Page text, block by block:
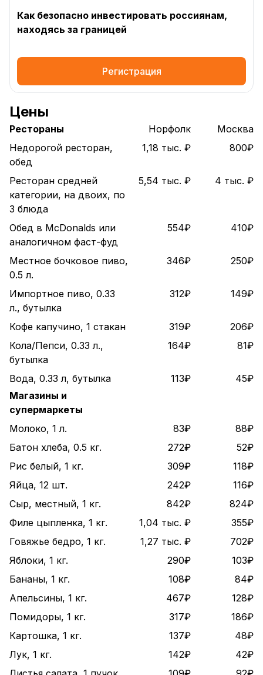
Как безопасно инвестировать россиянам,
находясь за границей
Регистрация
Цены
Рестораны Норфолк
Москва
Недорогой ресторан,
обед
1,18 тыс. ₽ 800₽
Ресторан средней
категории, на двоих, по
3 блюда
5,54 тыс. ₽ 4 тыс. ₽
Обед в McDonalds или
аналогичном фаст-фуд
554₽ 410₽
Местное бочковое пиво,
0.5 л.
346₽ 250₽
Импортное пиво, 0.33
л., бутылка
312₽ 149₽
Кофе капучино, 1 стакан 319₽
206₽
Кола/Пепси, 0.33 л.,
бутылка
164₽ 81₽
Вода, 0.33 л, бутылка 113₽
45₽
Магазины и
супермаркеты
Молоко, 1 л.
83₽
88₽
Батон хлеба, 0.5 кг.
272₽
52₽
Рис белый, 1 кг.
309₽
118₽
Яйца, 12 шт.
242₽
116₽
Сыр, местный, 1 кг.
842₽
824₽
Филе цыпленка, 1 кг.
1,04 тыс. ₽
355₽
Говяжье бедро, 1 кг.
1,27 тыс. ₽
702₽
Яблоки, 1 кг.
290₽
103₽
Бананы, 1 кг.
108₽
84₽
Апельсины, 1 кг.
467₽
128₽
Помидоры, 1 кг.
317₽
186₽
Картошка, 1 кг.
137₽
48₽
Лук, 1 кг.
142₽
42₽